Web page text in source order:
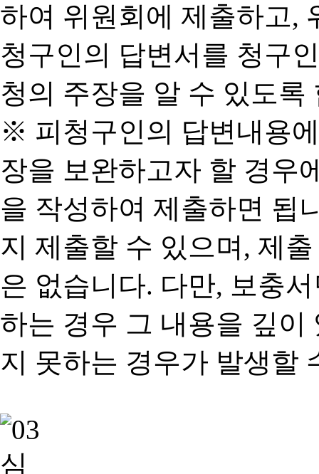
하여 위원회에 제출하고,
청구인의 답변서를 청구
청의 주장을 알 수 있도록
※ 피청구인의 답변내용
장을 보완하고자 할 경우
을 작성하여 제출하면 됩
지 제출할 수 있으며, 제
은 없습니다. 다만, 보충
하는 경우 그 내용을 깊이
지 못하는 경우가 발생할